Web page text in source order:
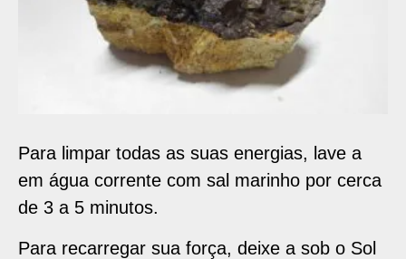
Para limpar todas as suas energias, lave a
em água corrente com sal marinho por cerca
de 3 a 5 minutos.
Para recarregar sua força, deixe a sob o Sol